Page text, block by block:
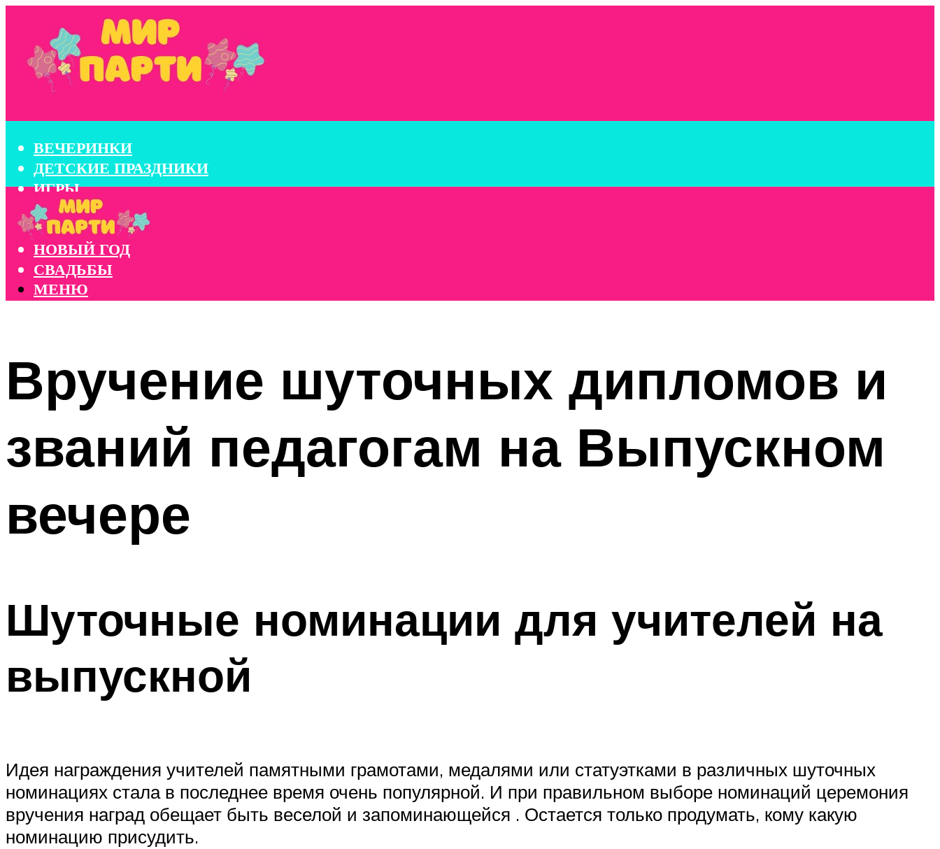
ВЕЧЕРИНКИ
ДЕТСКИЕ ПРАЗДНИКИ
ИГРЫ
КОНКУРСЫ
КОРПОРАТИВЫ
НОВЫЙ ГОД
СВАДЬБЫ
МЕНЮ
Вручение шуточных дипломов и
званий педагогам на Выпускном
вечере
Шуточные номинации для учителей на
выпускной
Идея награждения учителей памятными грамотами, медалями или статуэтками в различных шуточных
номинациях стала в последнее время очень популярной. И при правильном выборе номинаций церемония
вручения наград обещает быть веселой и запоминающейся . Остается только продумать, кому какую
номинацию присудить.